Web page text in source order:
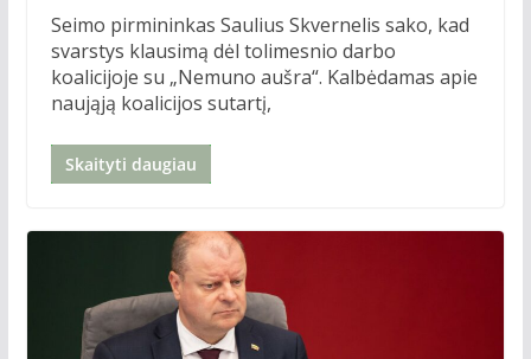
Seimo pirmininkas Saulius Skvernelis sako, kad
svarstys klausimą dėl tolimesnio darbo
koalicijoje su „Nemuno aušra“. Kalbėdamas apie
naująją koalicijos sutartį,
Skaityti daugiau